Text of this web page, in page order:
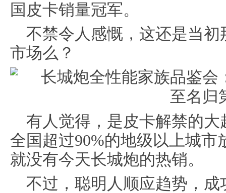
国皮卡销量冠军。
不禁令人感慨，这还是当
市场么？
有人觉得，是皮卡解禁的
全国超过90%的地级以上城
就没有今天长城炮的热销。
不过，聪明人顺应趋势，